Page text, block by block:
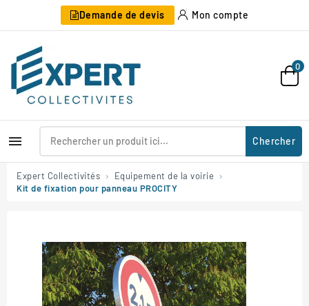
Demande de devis Mon compte
0
 Chercher
Expert Collectivités
Equipement de la voirie
Kit de fixation pour panneau PROCITY